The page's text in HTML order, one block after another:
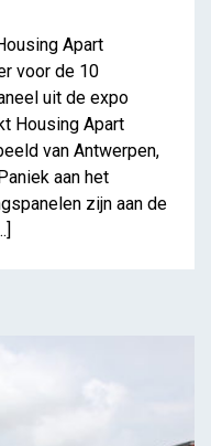
Apart
voor de 10
uit de expo
Housing Apart
van Antwerpen,
aan het
zijn aan de